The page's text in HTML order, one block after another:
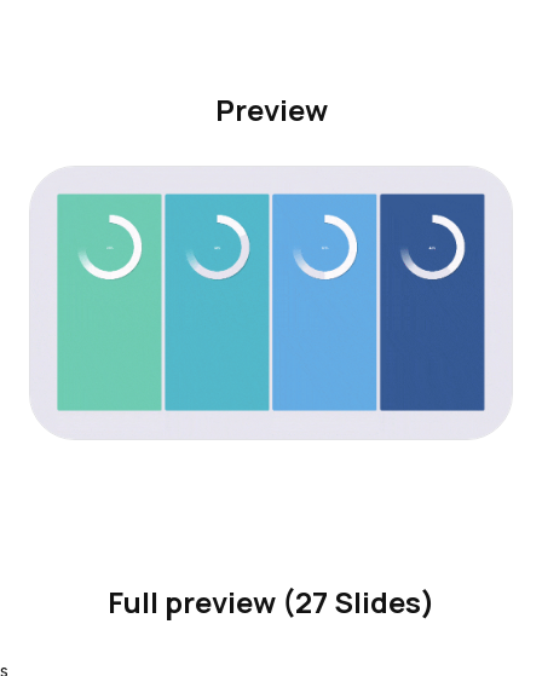
Preview
Full preview (27 Slides)
s